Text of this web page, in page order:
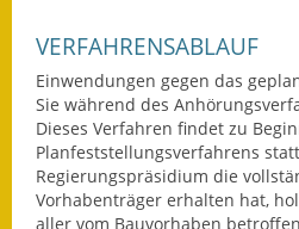
VERFAHRENSABLAUF
Einwendungen gegen das
Sie während des
Dieses Verfahren findet zu
Planfeststellungsverfahrens
Regierungspräsidium die
Vorhabenträger erhalten hat,
aller vom Bauvorhaben